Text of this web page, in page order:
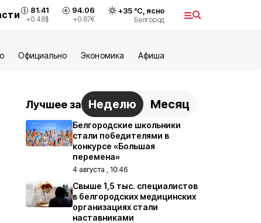
81.41
+0.48$
94.06
+0.87€
+35°С, ясно
Белгород
Официально Экономика Aфиша
Лучшее за Неделю Месяц
Белгородские школьники
стали победителями в
конкурсе «Большая
перемена»
4 августа , 10:46
Свыше 1,5 тыс. специалистов
в белгородских медицинских
организациях стали
наставниками